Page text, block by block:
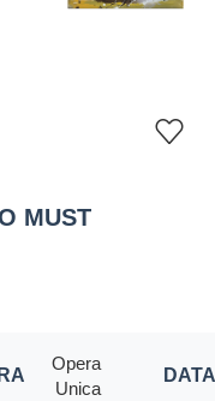
MUST
Opera
Unica
DATA